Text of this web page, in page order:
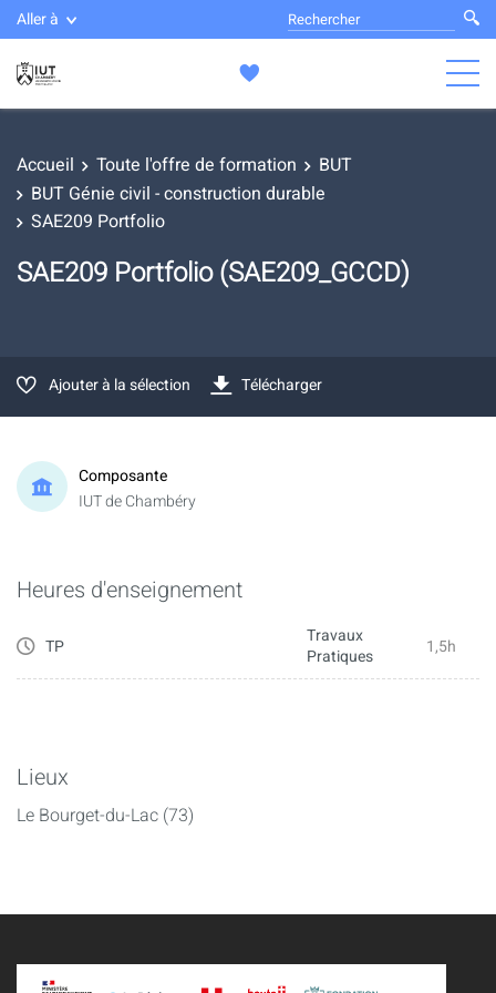
Aller à
Accueil Toute l'offre de formation
BUT
BUT Génie civil - construction durable
SAE209 Portfolio
SAE209 Portfolio (SAE209_GCCD)
Ajouter à la sélection Télécharger
Composante
IUT de Chambéry
Heures d'enseignement
TP
Travaux
Pratiques
1,5h
Lieux
Le Bourget-du-Lac (73)